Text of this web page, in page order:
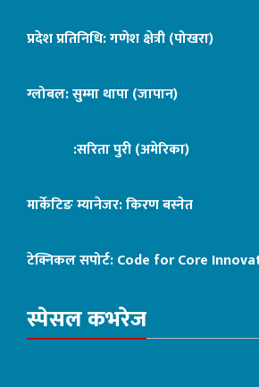
प्रदेश प्रतिनिधि: गणेश क्षेत्री (पोखरा)
ग्लोबल: सुम्मा थापा (जापान)
:सरिता पुरी (अमेरिका)
मार्केटिङ म्यानेजर: किरण बस्नेत
टेक्निकल सपोर्ट:Code for Core
स्पेसल कभरेज